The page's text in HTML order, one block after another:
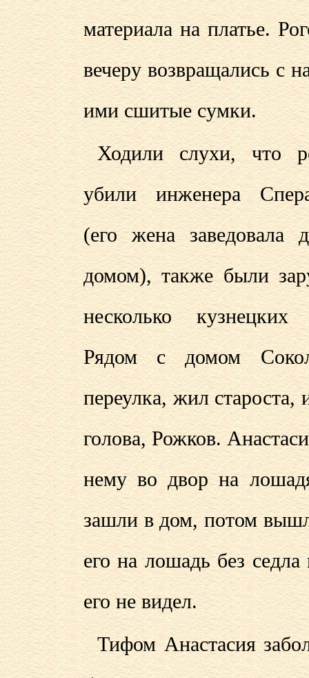
материала на платье.
вечеру возвращались с
ими сшитые сумки.
Ходили слухи, что
убили инженера
(его жена заведовала
домом), также были
несколько кузнецких
Рядом с домом
переулка, жил староста,
голова, Рожков.
нему во двор на
зашли в дом, потом
его на лошадь без
его не видел.
Тифом Анастасия